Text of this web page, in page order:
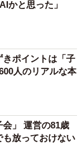
かと思った」
ポイントは「子
人のリアルな本
」 運営の81歳
放っておけない